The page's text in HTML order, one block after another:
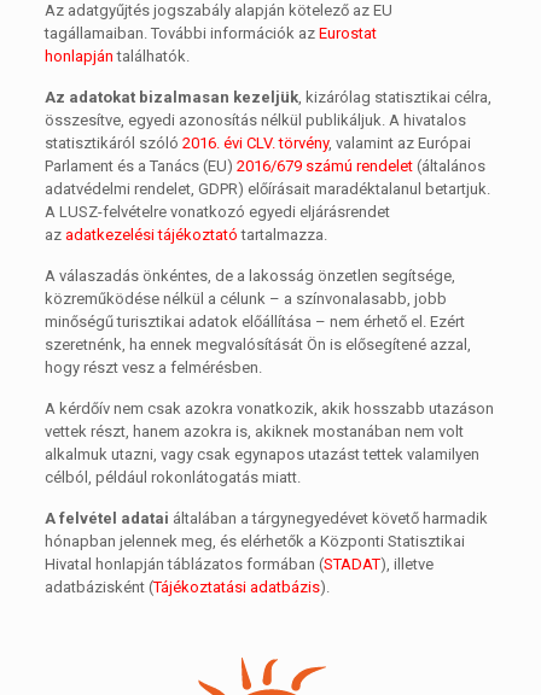
Az adatgyűjtés jogszabály alapján kötelező az EU
tagállamaiban. További információk az Eurostat
honlapján találhatók.
Az adatokat bizalmasan kezeljük, kizárólag statisztikai célra,
összesítve, egyedi azonosítás nélkül publikáljuk. A hivatalos
statisztikáról szóló 2016. évi CLV. törvény, valamint az Európai
Parlament és a Tanács (EU) 2016/679 számú rendelet(általános
adatvédelmi rendelet, GDPR) előírásait maradéktalanul betartjuk.
A LUSZ-felvételre vonatkozó egyedi eljárásrendet
az adatkezelési tájékoztató tartalmazza.
A válaszadás önkéntes, de a lakosság önzetlen segítsége,
közreműködése nélkül a célunk – a színvonalasabb, jobb
minőségű turisztikai adatok előállítása – nem érhető el. Ezért
szeretnénk, ha ennek megvalósítását Ön is elősegítené azzal,
hogy részt vesz a felmérésben.
A kérdőív nem csak azokra vonatkozik, akik hosszabb utazáson
vettek részt, hanem azokra is, akiknek mostanában nem volt
alkalmuk utazni, vagy csak egynapos utazást tettek valamilyen
célból, például rokonlátogatás miatt.
A felvétel adatai általában a tárgynegyedévet követő harmadik
hónapban jelennek meg, és elérhetők a Központi Statisztikai
Hivatal honlapján táblázatos formában (STADAT), illetve
adatbázisként (Tájékoztatási adatbázis).